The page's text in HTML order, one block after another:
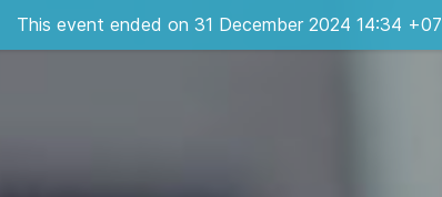
This event ended on 31 December 2024 14:34 +07